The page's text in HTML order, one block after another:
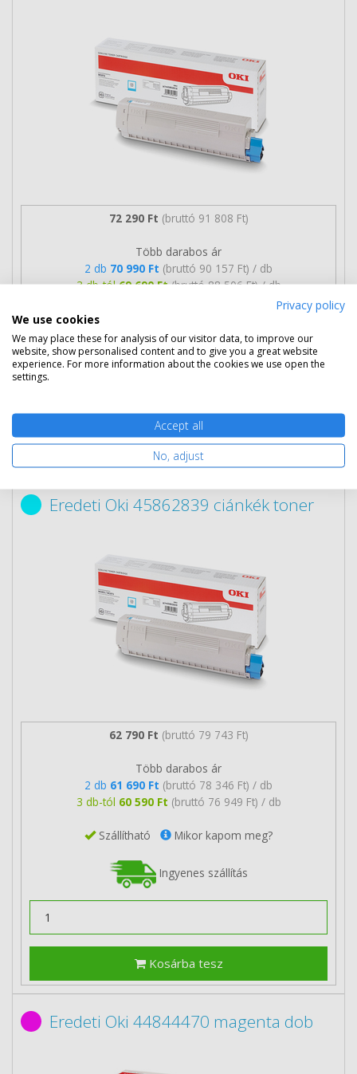
72 290 Ft (bruttó 91 808 Ft)
Több darabos ár
2 db 70 990 Ft (bruttó 90 157 Ft) / db
3 db-tól69 690 Ft (bruttó 88 506 Ft) / db
Szállítható
Ingyenes szállítás
Kosárba tesz
Eredeti Oki 45862839 ciánkék toner
62 790 Ft (bruttó 79 743 Ft)
Több darabos ár
2 db 61 690 Ft (bruttó 78 346 Ft) / db
3 db-tól 60 590 Ft (bruttó 76 949 Ft) / db
Szállítható Mikor kapom meg?
Ingyenes szállítás
Kosárba tesz
Eredeti Oki 44844470 magenta dob
Privacy policy
We use cookies
We may place these for analysis of our visitor data, to improve our
website, show personalised content and to give you a great website
experience. For more information about the cookies we use open the
settings.
Accept all
No, adjust